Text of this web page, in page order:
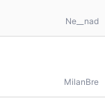
Ne__nad
MilanBre